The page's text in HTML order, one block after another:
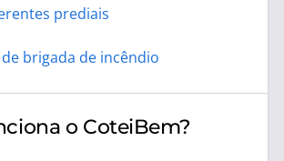
prediais
brigada de incêndio
o CoteiBem?